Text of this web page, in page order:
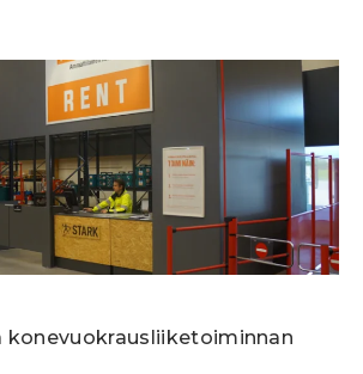
konevuokrausliiketoiminnan